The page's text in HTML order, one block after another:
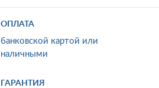
ОПЛАТА
банковской картой или
наличными
ГАРАНТИЯ